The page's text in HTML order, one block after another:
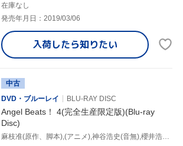
在庫なし
発売年月日：2019/03/06
入荷したら知りたい
中古
DVD・ブルーレイ
BLU-RAY DISC
Angel Beats！ 4(完全生産限定版)(Blu-ray
Disc)
麻枝准(原作、脚本),(アニメ),神谷浩史(音無),櫻井浩美(ゆり),花澤香菜(天使),平田雄三(キャラクターデザイン、総作画監督),ANANT-GARDE EYES(音楽)